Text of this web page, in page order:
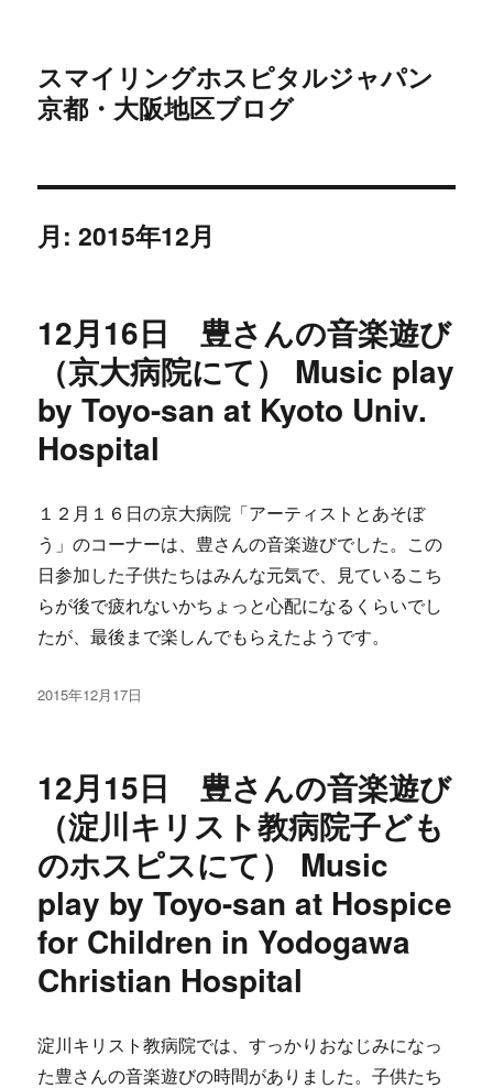
スマイリングホスピタルジャパン
京都・大阪地区ブログ
月:2015年12月
12月16日 豊さんの音楽遊び
（京大病院にて） Music play
by Toyo-san at Kyoto Univ.
Hospital
１２月１６日の京大病院「アーティストとあそぼ
う」のコーナーは、豊さんの音楽遊びでした。この
日参加した子供たちはみんな元気で、見ているこち
らが後で疲れないかちょっと心配になるくらいでし
たが、最後まで楽しんでもらえたようです。
投
2015年12月17日
12月15日 豊さんの音楽遊び
（淀川キリスト教病院子ども
のホスピスにて） Music
play by Toyo-san at Hospice
for Children in Yodogawa
Christian Hospital
淀川キリスト教病院では、すっかりおなじみになっ
た豊さんの音楽遊びの時間がありました。子供たち